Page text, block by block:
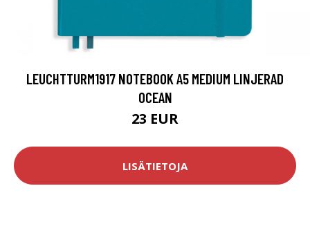
LEUCHTTURM1917 NOTEBOOK A5 MEDIUM LINJERAD
OCEAN
23 EUR
LISÄTIETOJA